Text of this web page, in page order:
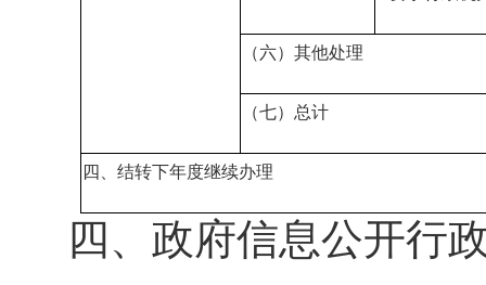
（六）其他处理
（七）总计
四、结转下年度继续办理
四、政府信息公开行